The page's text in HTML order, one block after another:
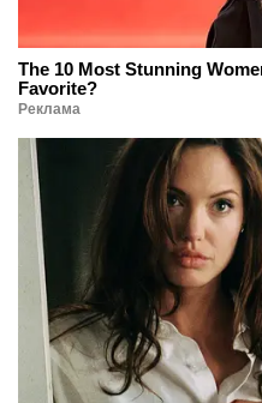
The 10 Most Stunning
Favorite?
Реклама